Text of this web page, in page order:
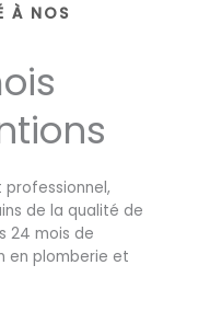
À NOS
de la qualité de
24 mois de
en plomberie et